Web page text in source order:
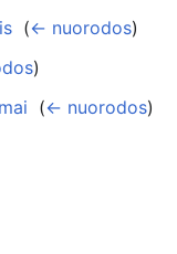
(← nuorodos)
)
(← nuorodos)